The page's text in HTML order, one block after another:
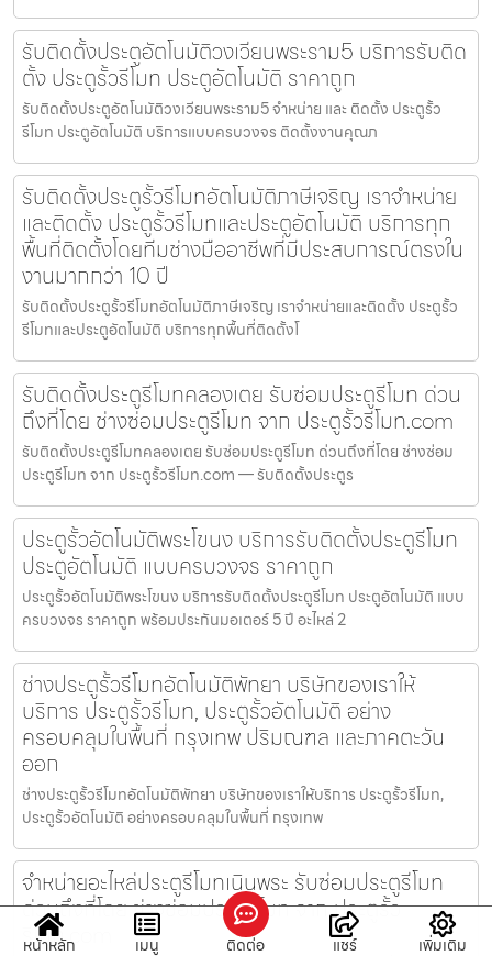
รับติดตั้งประตูอัตโนมัติวงเวียนพระราม5 บริการรับติด
ตั้ง ประตูรั้วรีโมท ประตูอัตโนมัติ ราคาถูก
รับติดตั้งประตูอัตโนมัติวงเวียนพระราม5 จำหน่าย และ ติดตั้ง ประตูรั้ว
รีโมท ประตูอัตโนมัติ บริการแบบครบวงจร ติดตั้งงานคุณภ
รับติดตั้งประตูรั้วรีโมทอัตโนมัติภาษีเจริญ เราจำหน่าย
และติดตั้ง ประตูรั้วรีโมทและประตูอัตโนมัติ บริการทุก
พื้นที่ติดตั้งโดยทีมช่างมืออาชีพที่มีประสบการณ์ตรงใน
งานมากกว่า 10 ปี
รับติดตั้งประตูรั้วรีโมทอัตโนมัติภาษีเจริญ เราจำหน่ายและติดตั้ง ประตูรั้ว
รีโมทและประตูอัตโนมัติ บริการทุกพื้นที่ติดตั้งโ
รับติดตั้งประตูรีโมทคลองเตย รับซ่อมประตูรีโมท ด่วน
ถึงที่โดย ช่างซ่อมประตูรีโมท จาก ประตูรั้วรีโมท.com
รับติดตั้งประตูรีโมทคลองเตย รับซ่อมประตูรีโมท ด่วนถึงที่โดย ช่างซ่อม
ประตูรีโมท จาก ประตูรั้วรีโมท.com — รับติดตั้งประตูร
ประตูรั้วอัตโนมัติพระโขนง บริการรับติดตั้งประตูรีโมท
ประตูอัตโนมัติ แบบครบวงจร ราคาถูก
ประตูรั้วอัตโนมัติพระโขนง บริการรับติดตั้งประตูรีโมท ประตูอัตโนมัติ แบบ
ครบวงจร ราคาถูก พร้อมประกันมอเตอร์ 5 ปี อะไหล่ 2
ช่างประตูรั้วรีโมทอัตโนมัติพัทยา บริษัทของเราให้
บริการ ประตูรั้วรีโมท, ประตูรั้วอัตโนมัติ อย่าง
ครอบคลุมในพื้นที่ กรุงเทพ ปริมณฑล และภาคตะวัน
ออก
ช่างประตูรั้วรีโมทอัตโนมัติพัทยา บริษัทของเราให้บริการ ประตูรั้วรีโมท,
ประตูรั้วอัตโนมัติ อย่างครอบคลุมในพื้นที่ กรุงเทพ
จำหน่ายอะไหล่ประตูรีโมทเนินพระ รับซ่อมประตูรีโมท
ด่วนถึงที่โดย ช่างซ่อมประตูรีโมท จาก ประตูรั้ว
รีโมท.com
หน้าหลัก เมนู ติดต่อ แชร์ เพิ่มเติม